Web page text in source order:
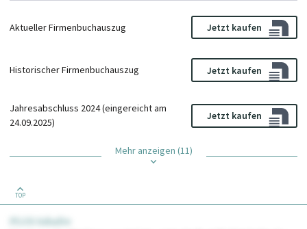
Aktueller Firmenbuchauszug Jetzt kaufen
Historischer Firmenbuchauszug Jetzt kaufen
Jahresabschluss 2024 (eingereicht am
24.09.2025)
Jetzt kaufen
Mehr anzeigen (11)
TOP
PLUS Inhalte